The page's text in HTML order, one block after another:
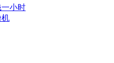
一小时
机